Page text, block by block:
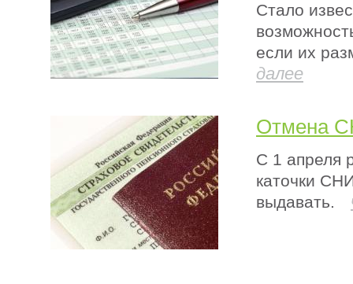
Стало
если их
далее
Отмена
С 1 апреля
каточки
выдавать.